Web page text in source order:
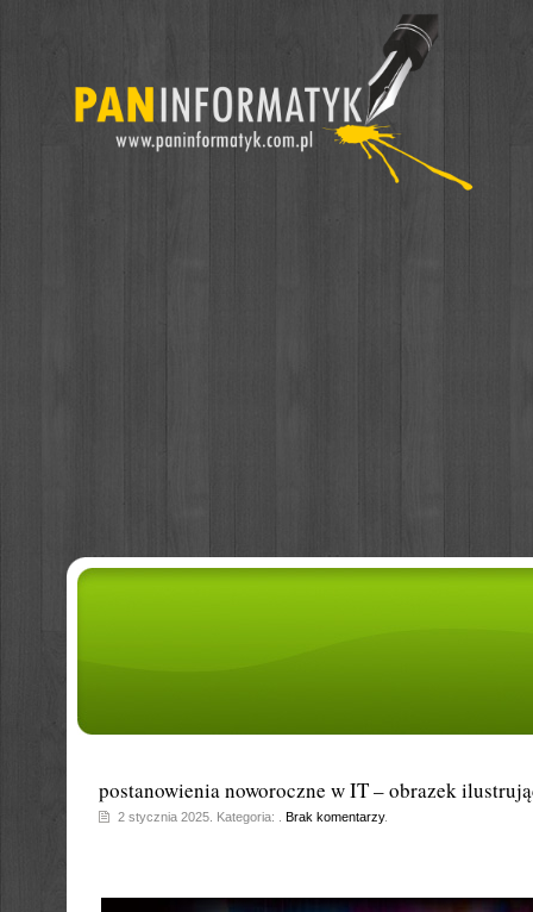
postanowienia noworoczne w IT – obrazek
2 stycznia 2025. Kategoria: . Brak komentarzy.